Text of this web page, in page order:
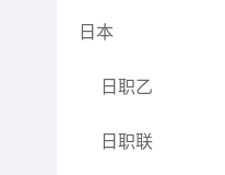
日本
日职乙
日职联